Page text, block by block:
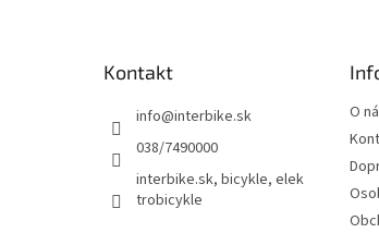
Kontakt
info@interbike.sk
038/7490000
interbike.sk, bicykle, elek
trobicykle
O